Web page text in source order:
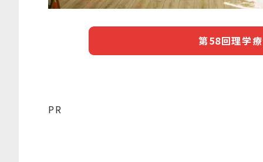
第58回理学
PR